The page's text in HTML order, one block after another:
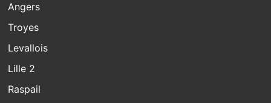
Angers
Troyes
Levallois
Lille 2
Raspail